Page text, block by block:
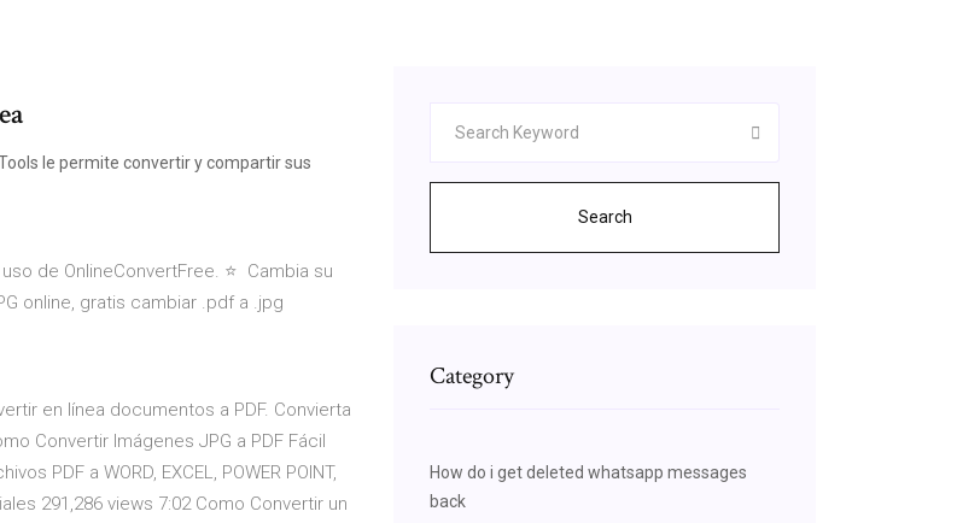
le permite convertir y compartir sus
de OnlineConvertFree. ⭐ ️ Cambia su
online, gratis cambiar .pdf a .jpg
en línea documentos a PDF. Convierta
Convertir Imágenes JPG a PDF Fácil
PDF a WORD, EXCEL, POWER POINT,
291,286 views 7:02 Como Convertir un
Search
Category
How do i get deleted whatsapp messages
back